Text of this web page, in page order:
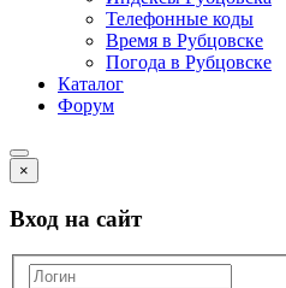
Телефонные коды
Время в Рубцовске
Погода в Рубцовске
Каталог
Форум
×
Вход на сайт